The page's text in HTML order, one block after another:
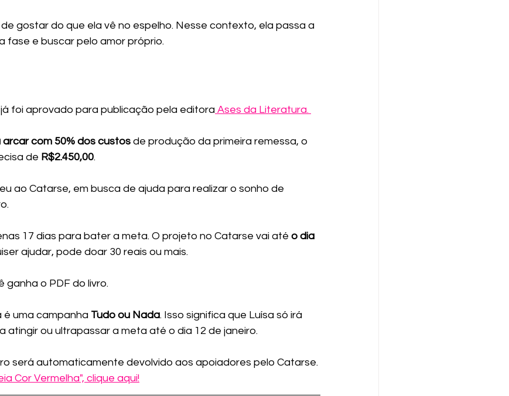
de gostar do que ela vê no espelho. Nesse contexto, ela passa a
fase e buscar pelo amor próprio.
já foi aprovado para publicação pela editora Ases da Literatura.
arcar com 50% dos custos de produção da primeira remessa, o
de R$2.450,00.
ao Catarse, em busca de ajuda para realizar o sonho de
17 dias para bater a meta. O projeto no Catarse vai até o dia
ajudar, pode doar 30 reais ou mais.
ganha o PDF do livro.
é uma campanha Tudo ou Nada. Isso significa que Luísa só irá
atingir ou ultrapassar a meta até o dia 12 de janeiro.
será automaticamente devolvido aos apoiadores pelo Catarse.
Cor Vermelha", clique aqui!